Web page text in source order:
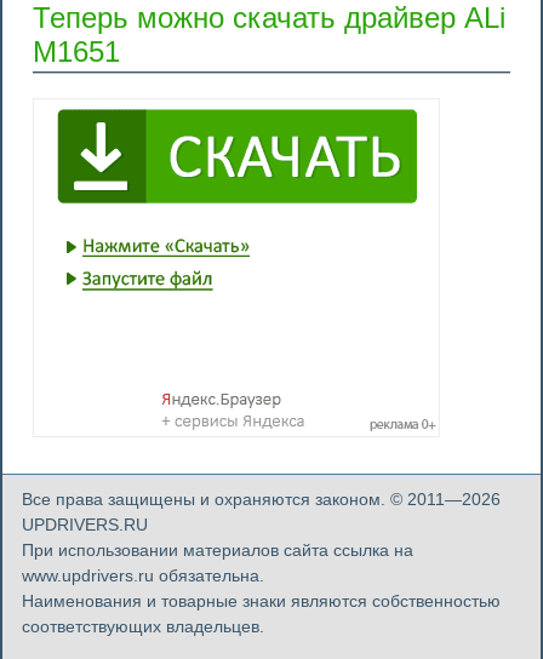
Теперь можно скачать драйвер ALi
M1651
Все права защищены и охраняются законом. © 2011—2026
UPDRIVERS.RU
При использовании материалов сайта ссылка на
www.updrivers.ru обязательна.
Наименования и товарные знаки являются собственностью
соответствующих владельцев.